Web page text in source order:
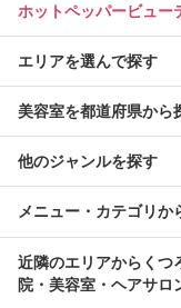
ホットペッパービュ
エリアを選んで探す
美容室を都道府県から
他のジャンルを探す
メニュー・カテゴリか
近隣のエリアからくつ
院・美容室・ヘアサロ